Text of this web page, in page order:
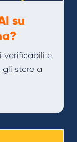
su
verificabili e
gli store a